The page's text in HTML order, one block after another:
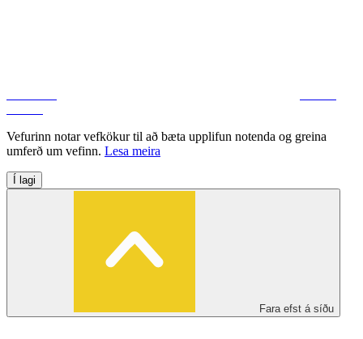
Vefurinn notar vefkökur til að bæta upplifun notenda og greina
umferð um vefinn. Lesa meira
Í lagi
Fara efst á síðu